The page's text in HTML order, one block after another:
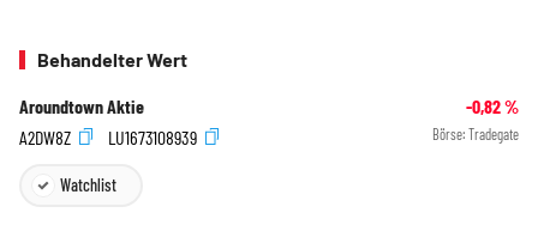
Behandelter Wert
Aroundtown Aktie -0,82%
A2DW8Z
LU1673108939 Börse: Tradegate
Watchlist